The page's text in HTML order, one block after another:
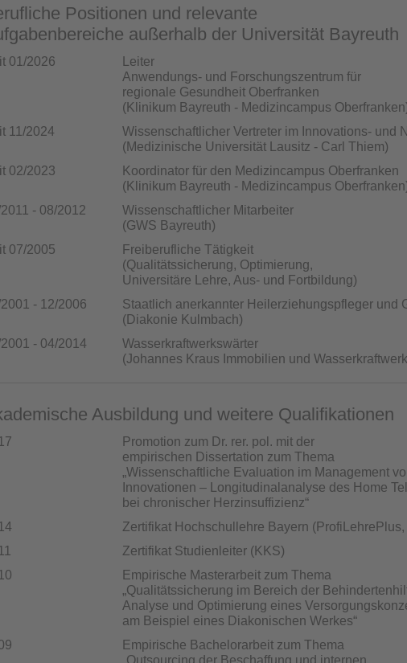
Positionen und relevante
außerhalb der Universität Bayreuth
01/2026
Leiter
Anwendungs- und Forschungszentrum für
regionale Gesundheit Oberfranken
(Klinikum Bayreuth - Medizincampus
11/2024
Wissenschaftlicher Vertreter im Innovations- und
(Medizinische Universität Lausitz - Carl Thiem)
02/2023
Koordinator für den Medizincampus Oberfranken
(Klinikum Bayreuth - Medizincampus
- 08/2012
Wissenschaftlicher Mitarbeiter
(GWS Bayreuth)
07/2005
Freiberufliche Tätigkeit
(Qualitätssicherung, Optimierung,
Universitäre Lehre, Aus- und Fortbildung)
- 12/2006
Staatlich anerkannter Heilerziehungspfleger und
(Diakonie Kulmbach)
- 04/2014
Wasserkraftwerkswärter
(Johannes Kraus Immobilien und
Ausbildung und weitere Qualifikationen
Promotion zum Dr. rer. pol. mit der
empirischen Dissertation zum Thema
„Wissenschaftliche Evaluation im Management
Innovationen – Longitudinalanalyse des Home
bei chronischer Herzinsuffizienz“
Zertifikat Hochschullehre Bayern
Zertifikat Studienleiter (KKS)
Empirische Masterarbeit zum Thema
„Qualitätssicherung im Bereich der
Analyse und Optimierung eines
am Beispiel eines Diakonischen Werkes“
Empirische Bachelorarbeit zum Thema